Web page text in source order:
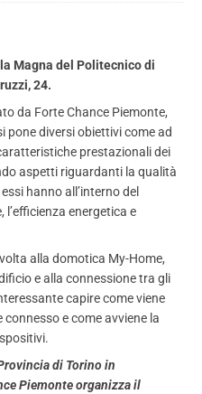
Magna del Politecnico di
24.
da Forte Chance Piemonte,
pone diversi obiettivi come ad
prestazionali dei
aspetti riguardanti la qualità
hanno all’interno del
energetica e
alla domotica My-Home,
e alla connessione tra gli
capire come viene
e come avviene la
di Torino in
Piemonte organizza il